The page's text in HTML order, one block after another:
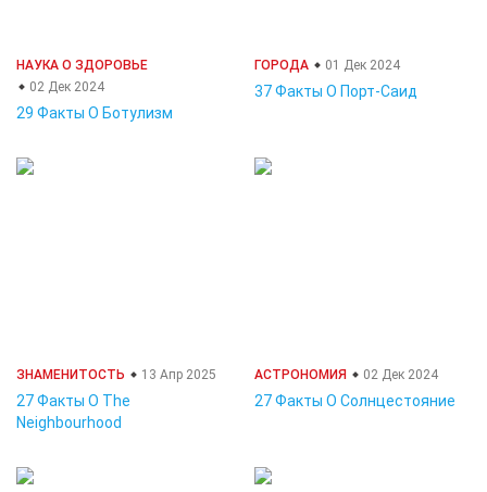
НАУКА О ЗДОРОВЬЕ
02 Дек 2024
29 Факты О Ботулизм
ГОРОДА 01 Дек 2024
37 Факты О Порт-Саид
ЗНАМЕНИТОСТЬ 13 Апр 2025
27 Факты О The
Neighbourhood
АСТРОНОМИЯ 02 Дек 2024
27 Факты О Солнцестояние